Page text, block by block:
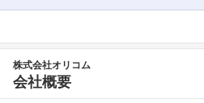
株式会社オリコム
会社概要